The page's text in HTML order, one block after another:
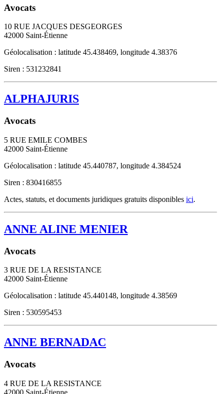
Avocats
10 RUE JACQUES DESGEORGES
42000 Saint-Étienne
Géolocalisation : latitude 45.438469, longitude 4.38376
Siren : 531232841
ALPHAJURIS
Avocats
5 RUE EMILE COMBES
42000 Saint-Étienne
Géolocalisation : latitude 45.440787, longitude 4.384524
Siren : 830416855
Actes, statuts, et documents juridiques gratuits disponibles ici.
ANNE ALINE MENIER
Avocats
3 RUE DE LA RESISTANCE
42000 Saint-Étienne
Géolocalisation : latitude 45.440148, longitude 4.38569
Siren : 530595453
ANNE BERNADAC
Avocats
4 RUE DE LA RESISTANCE
42000 Saint-Étienne